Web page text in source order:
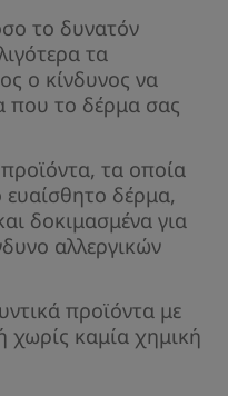
το δυνατόν
τα
ο κίνδυνος να
που το δέρμα σας
τα οποία
ευαίσθητο δέρμα,
δοκιμασμένα για
αλλεργικών
προϊόντα με
χωρίς καμία χημική